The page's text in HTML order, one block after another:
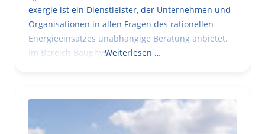
exergie ist ein Dienstleister, der Unternehmen und
Organisationen in allen Fragen des rationellen
Energieeinsatzes unabhängige Beratung anbietet.
Im Bereich BauphysikWeiterlesen …